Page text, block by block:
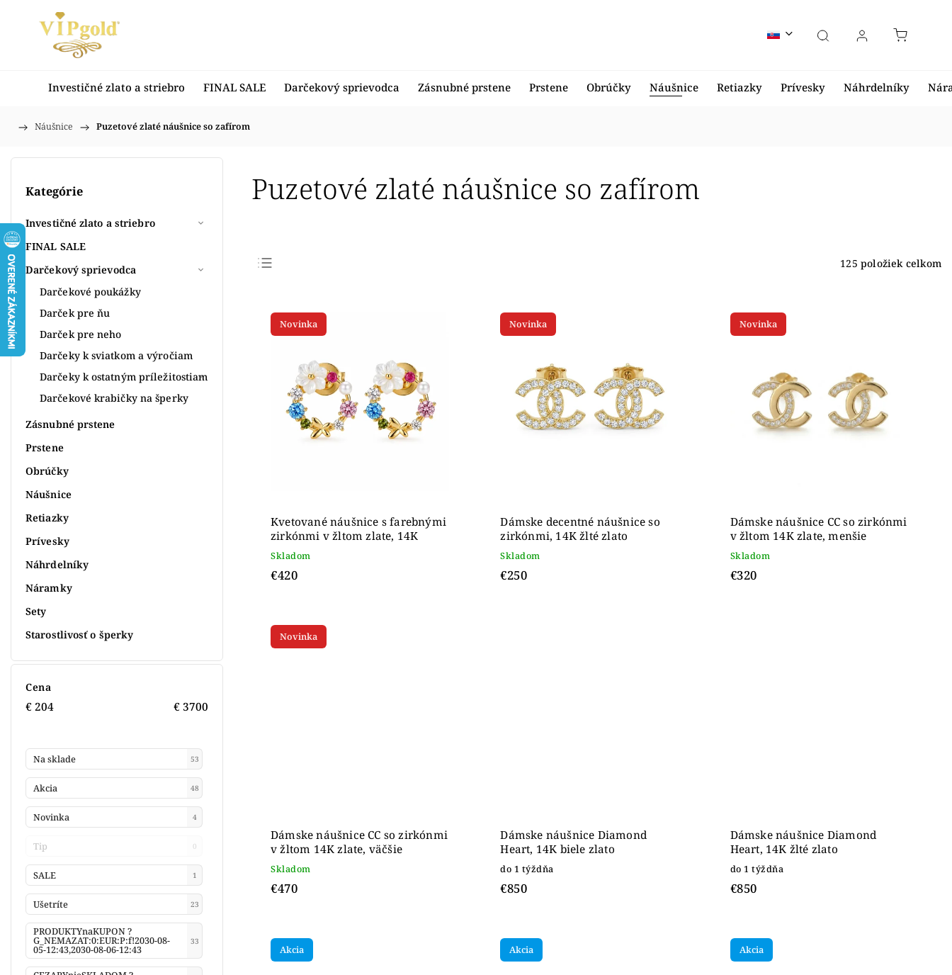
Investičné zlato a striebro FINAL SALE Darčekový sprievodca Zásnubné prstene Prstene Obrúčky Náušnice Retiazky Prívesky Náhrdelníky
Domov
/ Náušnice / Puzetové zlaté náušnice so zafírom
Kategórie
Investičné zlato a striebro
FINAL SALE
Darčekový sprievodca
Darčekové poukážky
Darček pre ňu
Darček pre neho
Darčeky k sviatkom a výročiam
Darčeky k ostatným príležitostiam
Darčekové krabičky na šperky
Zásnubné prstene
Prstene
Obrúčky
Náušnice
Retiazky
Prívesky
Náhrdelníky
Náramky
Sety
Starostlivosť o šperky
Cena
€204 €3700
Na sklade 53
Akcia 48
Novinka 4
Tip 0
SALE 1
Ušetríte 23
PRODUKTYnaKUPON ?
G_NEMAZAT:0:EUR:P:f!2030-08-
05-12:43,2030-08-06-12:43
33
Puzetové zlaté náušnice so zafírom
Najlacnejšie
Najdrahšie
125 položiek celkom
Novinka
Kvetované náušnice s farebnými
zirkónmi v žltom zlate, 14K
Skladom
€420
Novinka
Dámske decentné náušnice so
zirkónmi, 14K žlté zlato
Skladom
€250
Novinka
Dámske náušnice CC so zirkónmi
v žltom 14K zlate, menšie
Skladom
€320
Novinka
Dámske náušnice CC so zirkónmi
v žltom 14K zlate, väčšie
Skladom
€470
Dámske náušnice Diamond
Heart, 14K biele zlato
do 1 týždňa
€850
Dámske náušnice Diamond
Heart, 14K žlté zlato
do 1 týždňa
€850
Akcia Akcia Akcia